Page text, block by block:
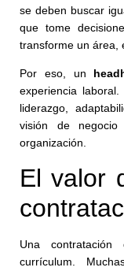
se deben buscar
que tome
transforme un área,
Por eso, un
experiencia
liderazgo,
visión de
organización.
El valor
Una
currículum.